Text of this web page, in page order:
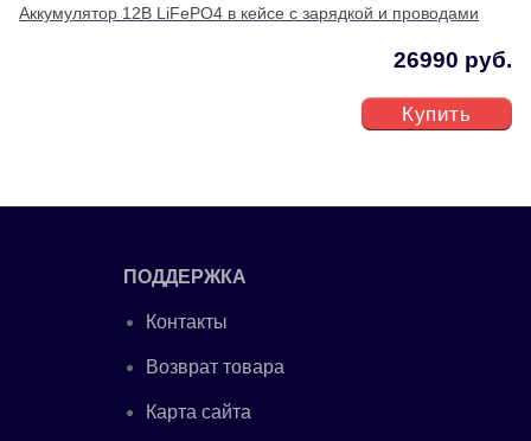
Аккумулятор 12В LiFePO4 в кейсе с зарядкой и проводами
26990 руб.
Купить
ПОДДЕРЖКА
Контакты
Возврат товара
Карта сайта